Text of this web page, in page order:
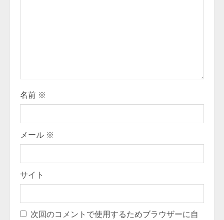
n
g
名前 ※
メール ※
サイト
次回のコメントで使用するためブラウザーに自